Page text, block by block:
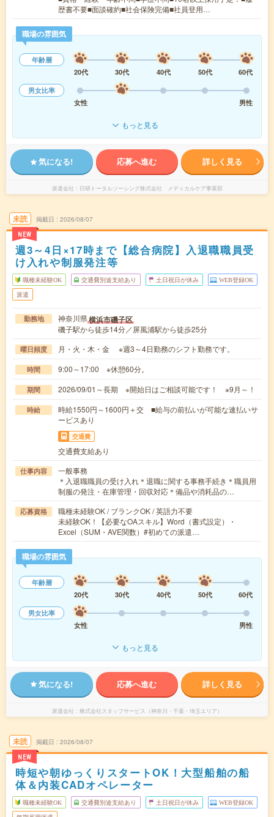
歴書不要■面談確約■社会保険完備■社員登用…
職場の雰囲気
年齢層
20代
30代 40代 50代
60代
男女比率
女性
男性
もっと見る
気になる! 応募へ進む 詳しく見る
派遣会社 日研トータルソーシング株式会社 メディカルケア事業部
未読
NEW
掲載日 2026/08/07
週3～4日×17時まで【総合病院】入退職職員受
け入れや制服発注等
職種未経験OK 交通費別途支給あり 土日祝日が休み WEB登録OK
派遣
勤務地 神奈川県横浜市磯子区
磯子駅から徒歩14分／屏風浦駅から徒歩25分
曜日頻度 月・火・木・金 ※週3～4日勤務のシフト勤務です。
時間 9:00～17:00 ※休憩60分。
期間 2026/09/01～長期 ※開始日はご相談可能です！ ※9月～！
時給
時給1550円～1600円＋交 ■給与の前払いが可能な速払いサ
ービスあり
交通費
交通費支給あり
仕事内容
一般事務
＊入退職職員の受け入れ＊退職に関する事務手続き＊職員用
制服の発注・在庫管理・回収対応＊備品や消耗品の…
応募資格
職種未経験OK / ブランクOK / 英語力不要
未経験OK！【必要なOAスキル】Word（書式設定）・
Excel（SUM・AVE関数）#初めての派遣…
職場の雰囲気
年齢層
20代
30代 40代 50代
60代
男女比率
女性
男性
もっと見る
気になる! 応募へ進む 詳しく見る
派遣会社 株式会社スタッフサービス（神奈川・千葉・埼玉エリア）
未読
NEW
掲載日 2026/08/07
時短や朝ゆっくりスタートOK！大型船舶の船
体＆内装CADオペレーター
職種未経験OK 交通費別途支給あり 土日祝日が休み WEB登録OK